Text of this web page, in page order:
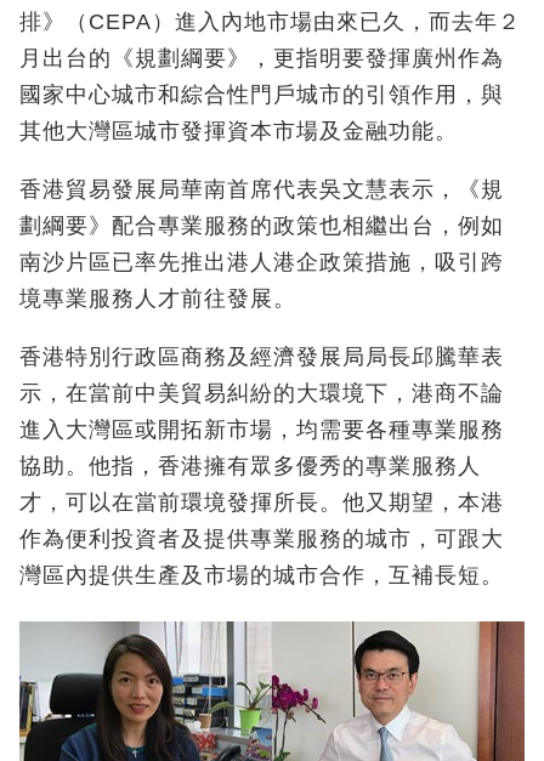
排》（CEPA）進入內地市場由來已久，而去年２
月出台的《規劃綱要》，更指明要發揮廣州作為
國家中心城市和綜合性門戶城市的引領作用，與
其他大灣區城市發揮資本市場及金融功能。
香港貿易發展局華南首席代表吳文慧表示，《規
劃綱要》配合專業服務的政策也相繼出台，例如
南沙片區已率先推出港人港企政策措施，吸引跨
境專業服務人才前往發展。
香港特別行政區商務及經濟發展局局長邱騰華表
示，在當前中美貿易糾紛的大環境下，港商不論
進入大灣區或開拓新市場，均需要各種專業服務
協助。他指，香港擁有眾多優秀的專業服務人
才，可以在當前環境發揮所長。他又期望，本港
作為便利投資者及提供專業服務的城市，可跟大
灣區內提供生產及市場的城市合作，互補長短。